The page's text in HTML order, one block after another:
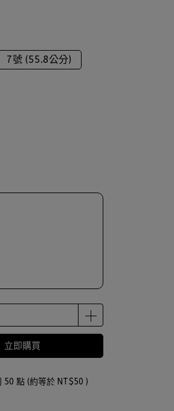
7號 (55.8公分)
立即購買
50 點 (約等於 NT$50 )